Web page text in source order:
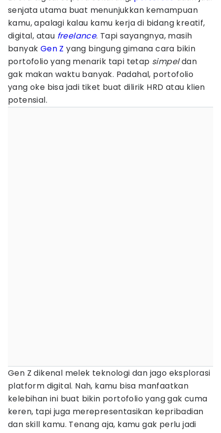
senjata utama buat menunjukkan kemampuan
kamu, apalagi kalau kamu kerja di bidang kreatif,
digital, atau freelance. Tapi sayangnya, masih
banyak Gen Z yang bingung gimana cara bikin
portofolio yang menarik tapi tetap simpeldan
gak makan waktu banyak. Padahal, portofolio
yang oke bisa jadi tiket buat dilirik HRD atau klien
potensial.
Gen Z dikenal melek teknologi dan jago eksplorasi
platform digital. Nah, kamu bisa manfaatkan
kelebihan ini buat bikin portofolio yang gak cuma
keren, tapi juga merepresentasikan kepribadian
dan skill kamu. Tenang aja, kamu gak perlu jadi